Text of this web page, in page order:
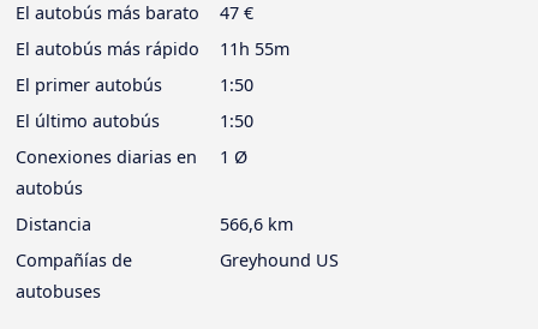
El autobús más barato
47 €
El autobús más rápido
11h 55m
El primer autobús
1:50
El último autobús
1:50
Conexiones diarias en
autobús
1 Ø
Distancia
566,6 km
Compañías de
autobuses
Greyhound US